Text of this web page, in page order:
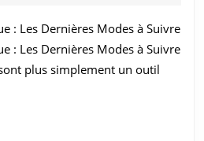
en
: Les Dernières Modes à Suivre
: Les Dernières Modes à Suivre
plus simplement un outil